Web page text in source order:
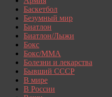
Баскетбол
Безумный мир
Биатлон
Биатлон/Лыжи
Бокс
Бокс/MMA
Болезни и лекарства
Бывший СССР
В мире
В России